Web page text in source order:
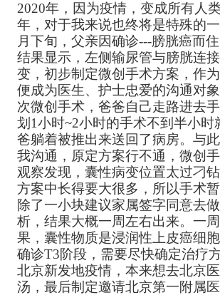
2020年，因为疫情，变成所有人
年，对于我来说也终将是特殊的
月下旬，父亲因确诊---膀胱癌而
结果显示，左侧输尿管与膀胱连
变，初步制定微创手术方案，作
便成为医生、护士忠爱的沟通对
次微创手术，爸爸自己走路进去
划1小时~2小时的手术不到半小时
爸躺着被推出来送回了病房。与
我沟通，原定方案行不通，微创
观察发现，囊性病变位置太过刁
方案中长得要大很多，所以手术
除了一小块建议家属签字同意去
析，结果大概一周左右出来。一
果，囊性物质是浸润性上皮癌细
确诊T3阶段，需要尽快确定治疗
北京新发地疫情，本来想去北京
汤，最后制定邀请北京第一附属